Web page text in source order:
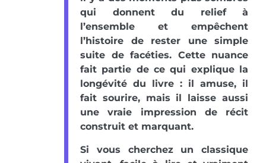
qui donnent du relief à
l’ensemble et empêchent
l’histoire de rester une simple
suite de facéties. Cette nuance
fait partie de ce qui explique la
longévité du livre : il amuse, il
fait sourire, mais il laisse aussi
une vraie impression de récit
construit et marquant.
Si vous cherchez un classique